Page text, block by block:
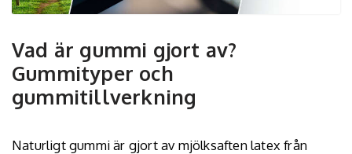
Vad är gummi gjort av?
Gummityper och
gummitillverkning
Naturligt gummi är gjort av mjölksaften latex från